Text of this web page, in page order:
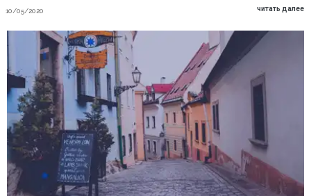
10/05/2020 читать далее